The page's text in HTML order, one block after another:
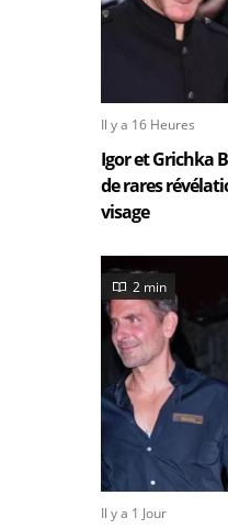
Il y a 16 Heures
Igor et Grichka
de rares
visage
2 min
Il y a 1 Jour